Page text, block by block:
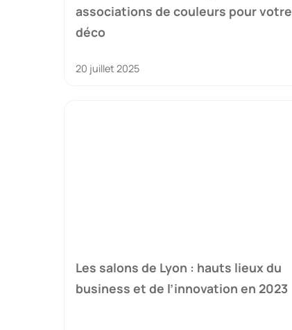
associations de couleurs pour votre
déco
20 juillet 2025
Les salons de Lyon : hauts lieux du
business et de l’innovation en 2023